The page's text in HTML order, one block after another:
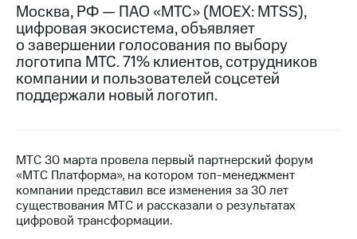
Контакты
Медиа-центр
Пресс-
релизы
Достижения
Интервью
Финансовая
Москва, РФ — ПАО «МТС» (MOEX: MTSS),
цифровая экосистема, объявляет
о завершении голосования по выбору
логотипа МТС. 71% клиентов, сотрудников
компании и пользователей соцсетей
поддержали новый логотип.
МТС 30 марта провела первый партнерский форум
«МТС Платформа», на котором топ-менеджмент
компании представил все изменения за 30 лет
существования МТС и рассказали о результатах
цифровой трансформации.